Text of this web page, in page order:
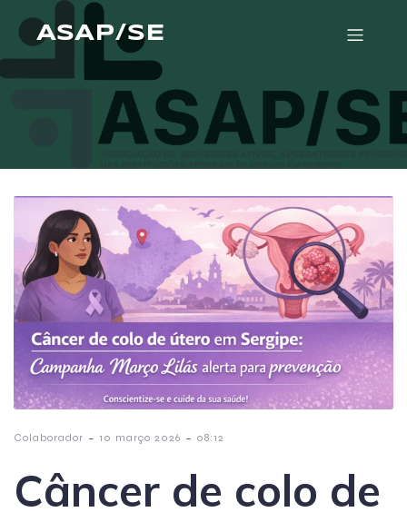
ASAP/SE
Colaborador - 10 março 2026 - 08:12
Câncer de colo de